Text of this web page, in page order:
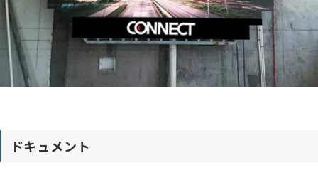
ドキュメント